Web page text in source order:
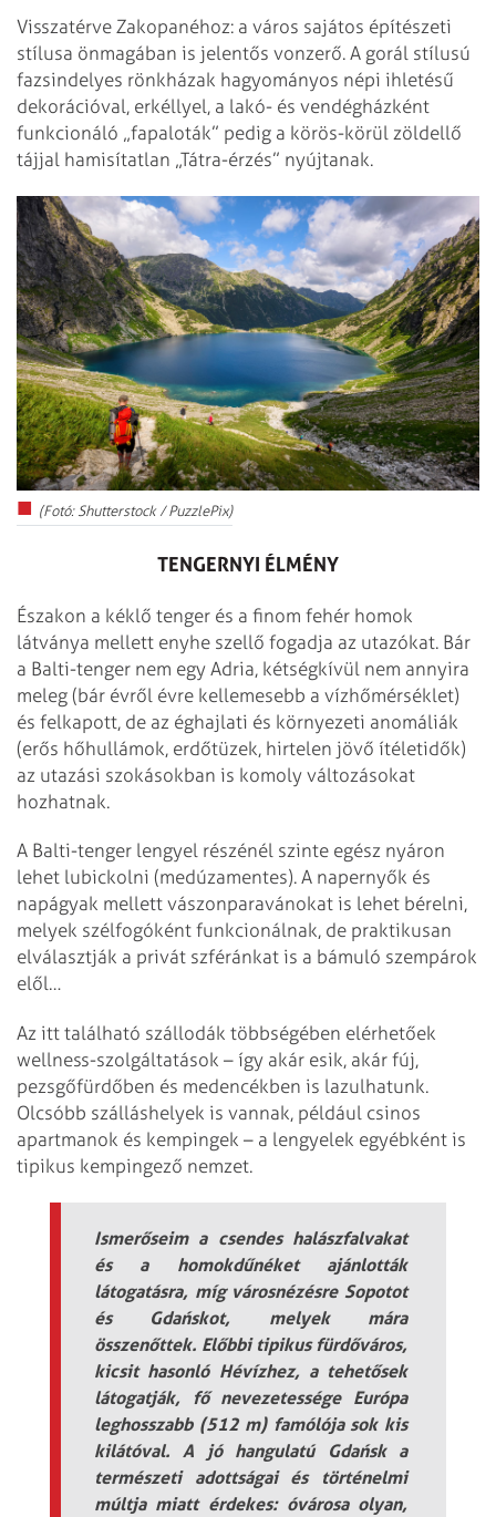
Visszatérve Zakopanéhoz: a város sajátos építészeti
stílusa önmagában is jelentős vonzerő. A gorál stílusú
fazsindelyes rönkházak hagyományos népi ihletésű
dekorációval, erkéllyel, a lakó- és vendégházként
funkcionáló „fapaloták” pedig a körös-körül zöldellő
tájjal hamisítatlan „Tátra-érzés” nyújtanak.
(Fotó: Shutterstock / PuzzlePix)
TENGERNYI ÉLMÉNY
Északon a kéklő tenger és a finom fehér homok
látványa mellett enyhe szellő fogadja az utazókat. Bár
a Balti-tenger nem egy Adria, kétségkívül nem annyira
meleg (bár évről évre kellemesebb a vízhőmérséklet)
és felkapott, de az éghajlati és környezeti anomáliák
(erős hőhullámok, erdőtüzek, hirtelen jövő ítéletidők)
az utazási szokásokban is komoly változásokat
hozhatnak.
A Balti-tenger lengyel részénél szinte egész nyáron
lehet lubickolni (medúzamentes). A napernyők és
napágyak mellett vászonparavánokat is lehet bérelni,
melyek szélfogóként funkcionálnak, de praktikusan
elválasztják a privát szféránkat is a bámuló szempárok
elől…
Az itt található szállodák többségében elérhetőek
wellness-szolgáltatások – így akár esik, akár fúj,
pezsgőfürdőben és medencékben is lazulhatunk.
Olcsóbb szálláshelyek is vannak, például csinos
apartmanok és kempingek – a lengyelek egyébként is
tipikus kempingező nemzet.
Ismerőseim a csendes halászfalvakat
és a homokdűnéket ajánlották
látogatásra, míg városnézésre Sopotot
és Gdańskot, melyek mára
összenőttek. Előbbi tipikus fürdőváros,
kicsit hasonló Hévízhez, a tehetősek
látogatják, fő nevezetessége Európa
leghosszabb (512 m) famólója sok kis
kilátóval. A jó hangulatú Gdańsk a
természeti adottságai és történelmi
múltja miatt érdekes: óvárosa olyan,